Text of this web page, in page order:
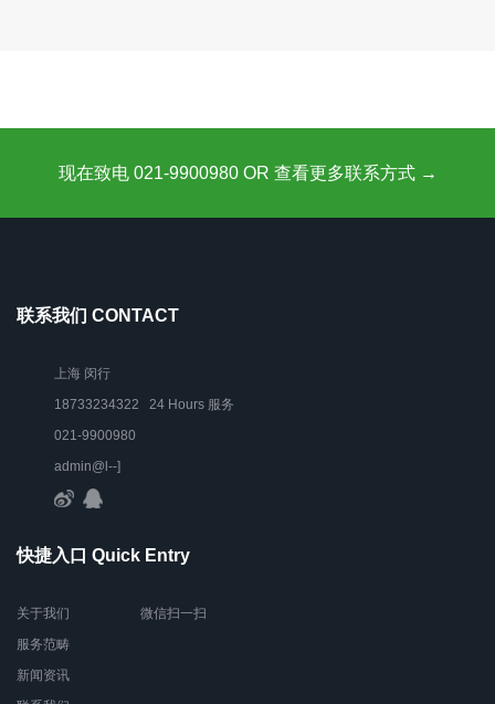
现在致电 021-9900980 OR 查看更多联系方式 →
联系我们 CONTACT
上海 闵行
18733234322 24 Hours 服务
021-9900980
admin@l--]
快捷入口 Quick Entry
关于我们
服务范畴
新闻资讯
微信扫一扫